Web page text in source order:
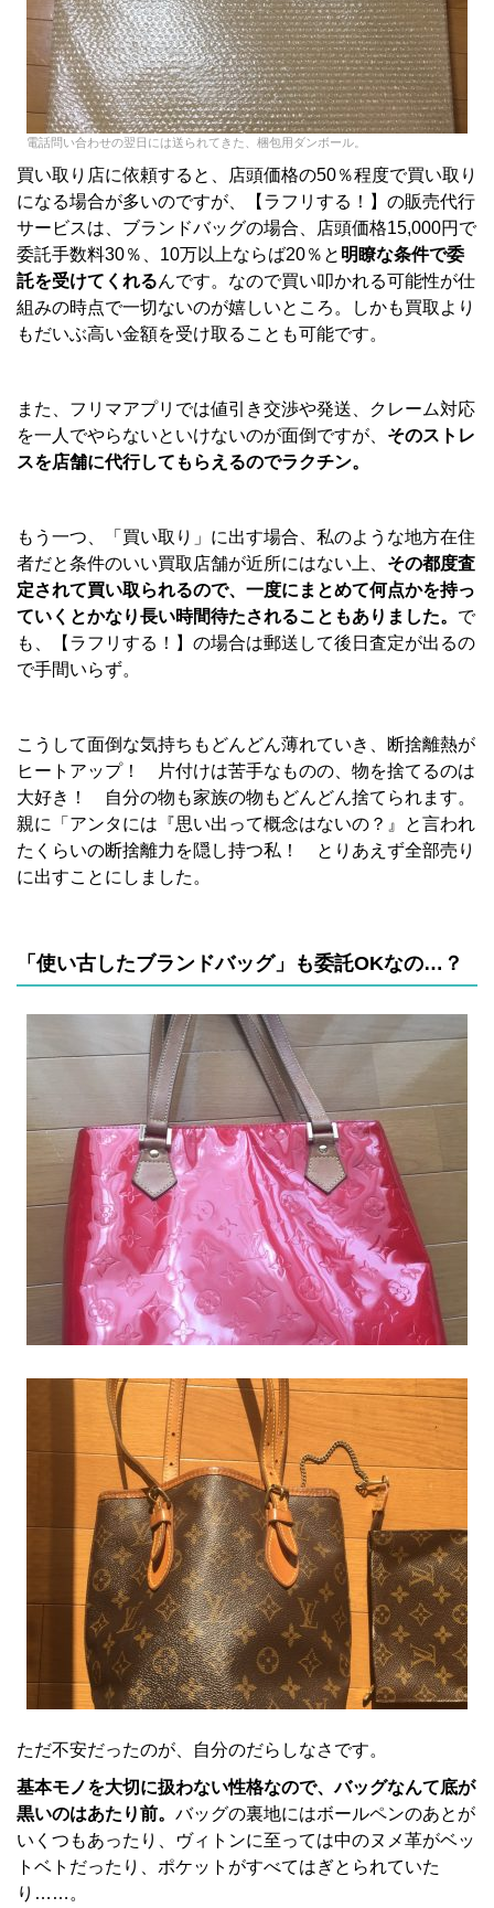
電話問い合わせの翌日には送られてきた、梱包用ダンボール。
買い取り店に依頼すると、店頭価格の50％程度で買い取り
になる場合が多いのですが、【ラフリする！】の販売代行
サービスは、ブランドバッグの場合、店頭価格15,000円で
委託手数料30％、10万以上ならば20％と 明瞭な条件で委
託を受けてくれるんです。なので買い叩かれる可能性が仕
組みの時点で一切ないのが嬉しいところ。しかも買取より
もだいぶ高い金額を受け取ることも可能です。
また、フリマアプリでは値引き交渉や発送、クレーム対応
を一人でやらないといけないのが面倒ですが、 そのストレ
スを店舗に代行してもらえるのでラクチン。
もう一つ、「買い取り」に出す場合、私のような地方在住
者だと条件のいい買取店舗が近所にはない上、 その都度査
定されて買い取られるので、一度にまとめて何点かを持っ
ていくとかなり長い時間待たされることもありました。 で
も、【ラフリする！】の場合は郵送して後日査定が出るの
で手間いらず。
こうして面倒な気持ちもどんどん薄れていき、断捨離熱が
ヒートアップ！ 片付けは苦手なものの、物を捨てるのは
大好き！ 自分の物も家族の物もどんどん捨てられます。
親に「アンタには『思い出って概念はないの？』と言われ
たくらいの断捨離力を隠し持つ私！ とりあえず全部売り
に出すことにしました。
「使い古したブランドバッグ」も委託OKなの…？
ただ不安だったのが、自分のだらしなさです。
基本モノを大切に扱わない性格なので、バッグなんて底が
黒いのはあたり前。 バッグの裏地にはボールペンのあとが
いくつもあったり、ヴィトンに至っては中のヌメ革がベッ
トベトだったり、ポケットがすべてはぎとられていた
り……。